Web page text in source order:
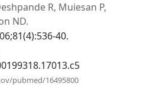
啟
視
R, Muiesan P,
ND.
40.
pubmed/16495800